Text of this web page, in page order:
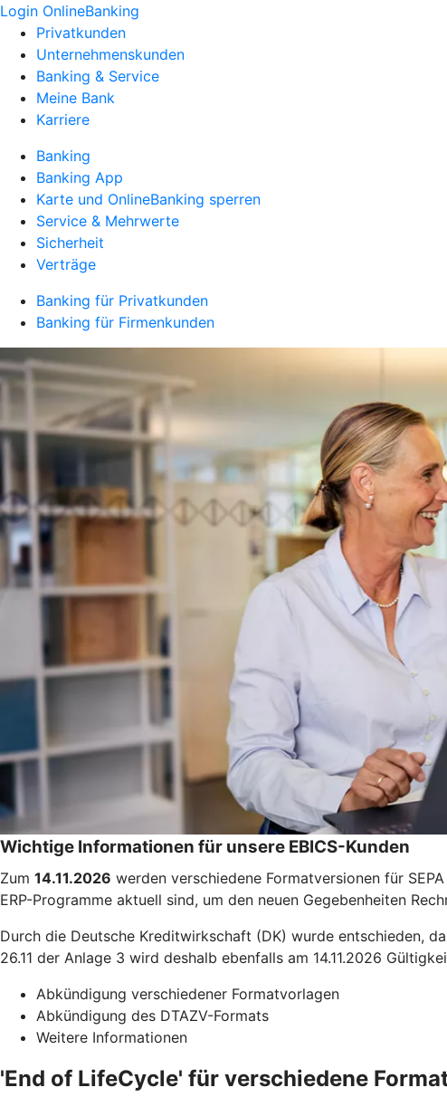
Login OnlineBanking
Privatkunden
Unternehmenskunden
Banking & Service
Meine Bank
Karriere
Banking
Banking App
Karte und OnlineBanking sperren
Service & Mehrwerte
Sicherheit
Verträge
Banking für Privatkunden
Banking für Firmenkunden
Wichtige Informationen für unsere EBICS-Kunden
Zum 14.11.2026 werden verschiedene Formatversionen für
ERP-Programme aktuell sind, um den neuen Gegebenheiten
Durch die Deutsche Kreditwirkschaft (DK) wurde entschieden,
26.11 der Anlage 3 wird deshalb ebenfalls am 14.11.2026
Abkündigung verschiedener Formatvorlagen
Abkündigung des DTAZV-Formats
Weitere Informationen
'End of LifeCycle' für verschiedene